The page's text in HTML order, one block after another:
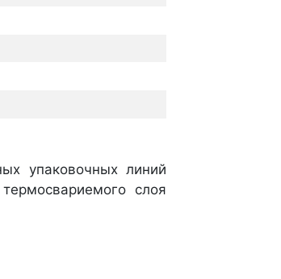
упаковочных линий
слоя